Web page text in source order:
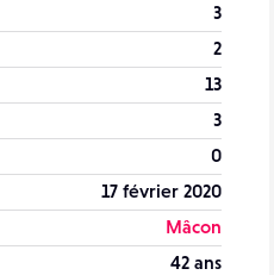
3
2
13
3
0
17 février 2020
Mâcon
42 ans